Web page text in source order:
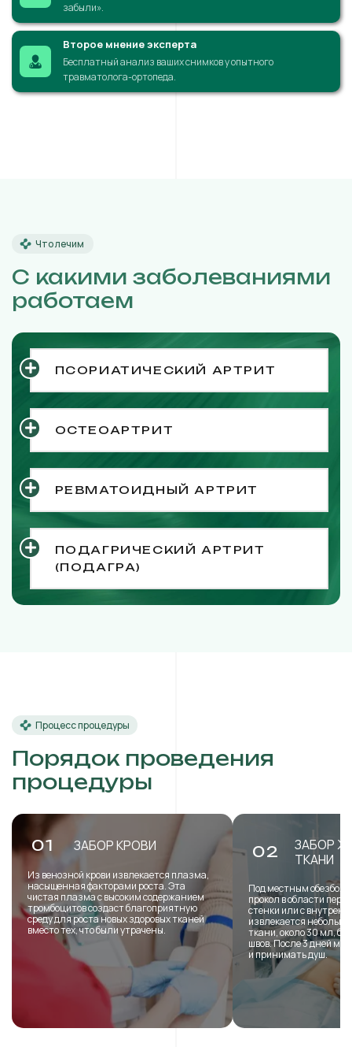
забыли».
Второе мнение эксперта
Бесплатный анализ ваших снимков у опытного
травматолога-ортопеда.
Что лечим
С какими заболеваниями
работаем
ПСОРИАТИЧЕСКИЙ АРТРИТ
ОСТЕОАРТРИТ
РЕВМАТОИДНЫЙ АРТРИТ
ПОДАГРИЧЕСКИЙ АРТРИТ
(ПОДАГРА)
Процесс процедуры
Порядок проведения
процедуры
01 ЗАБОР КРОВИ
Из венозной крови извлекается плазма,
насыщенная факторами роста. Эта
чистая плазма с высоким содержанием
тромбоцитов создаст благоприятную
среду для роста новых здоровых тканей
вместо тех, что были утрачены.
02
ЗАБОР
ТКАНИ
Под местным
прокол в области
стенки или с
извлекается
ткани, около 30 мл,
швов. После 3 дней
и принимать душ.